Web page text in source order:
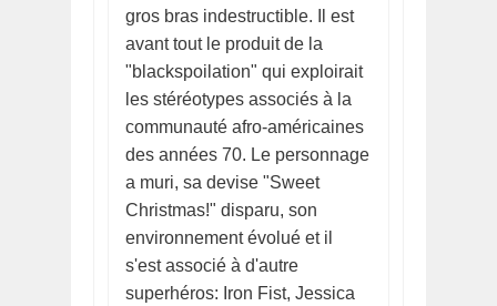
gros bras indestructible. Il est
avant tout le produit de la
"blackspoilation" qui exploirait
les stéréotypes associés à la
communauté afro-américaines
des années 70. Le personnage
a muri, sa devise "Sweet
Christmas!" disparu, son
environnement évolué et il
s'est associé à d'autre
superhéros: Iron Fist, Jessica